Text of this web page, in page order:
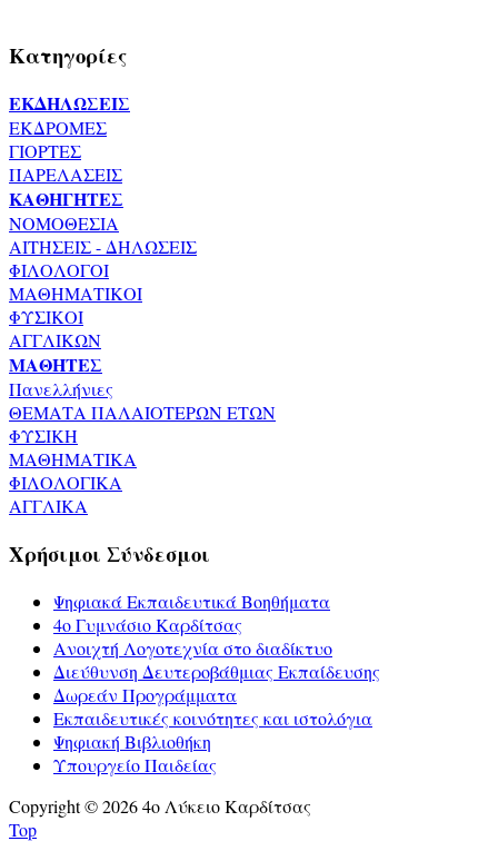
Κατηγορίες
ΕΚΔΗΛΩΣΕΙΣ
ΕΚΔΡΟΜΕΣ
ΓΙΟΡΤΕΣ
ΠΑΡΕΛΑΣΕΙΣ
ΚΑΘΗΓΗΤΕΣ
ΝΟΜΟΘΕΣΙΑ
ΑΙΤΗΣΕΙΣ - ΔΗΛΩΣΕΙΣ
ΦΙΛΟΛΟΓΟΙ
ΜΑΘΗΜΑΤΙΚΟΙ
ΦΥΣΙΚΟΙ
ΑΓΓΛΙΚΩΝ
ΜΑΘΗΤΕΣ
Πανελλήνιες
ΘΕΜΑΤΑ ΠΑΛΑΙΟΤΕΡΩΝ ΕΤΩΝ
ΦΥΣΙΚΗ
ΜΑΘΗΜΑΤΙΚΑ
ΦΙΛΟΛΟΓΙΚΑ
ΑΓΓΛΙΚΑ
Χρήσιμοι Σύνδεσμοι
Ψηφιακά Εκπαιδευτικά Βοηθήματα
4ο Γυμνάσιο Καρδίτσας
Ανοιχτή Λογοτεχνία στο διαδίκτυο
Διεύθυνση Δευτεροβάθμιας Εκπαίδευσης
Δωρεάν Προγράμματα
Εκπαιδευτικές κοινότητες και ιστολόγια
Ψηφιακή Βιβλιοθήκη
Υπουργείο Παιδείας
Copyright © 2026 4ο Λύκειο Καρδίτσας
Top